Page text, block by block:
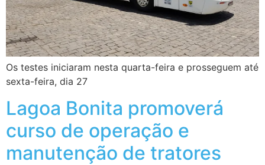
Os testes iniciaram nesta quarta-feira e prosseguem até
sexta-feira, dia 27
Lagoa Bonita promoverá
curso de operação e
manutenção de tratores